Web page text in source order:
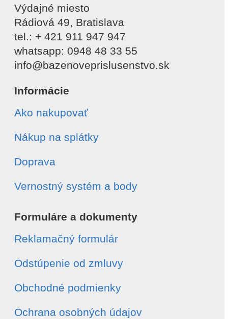
Výdajné miesto
Rádiová 49, Bratislava
tel.: + 421 911 947 947
whatsapp: 0948 48 33 55
info@bazenoveprislusenstvo.sk
Informácie
Ako nakupovať
Nákup na splátky
Doprava
Vernostný systém a body
Formuláre a dokumenty
Reklamačný formulár
Odstúpenie od zmluvy
Obchodné podmienky
Ochrana osobných údajov